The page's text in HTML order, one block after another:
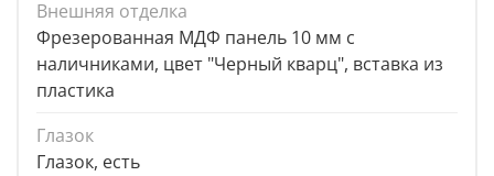
Внешняя отделка
Фрезерованная МДФ панель 10 мм с
наличниками, цвет "Черный кварц", вставка из
пластика
Глазок
Глазок, есть